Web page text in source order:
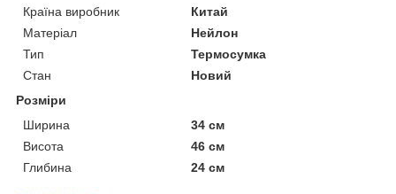
Країна виробник
Китай
Матеріал
Нейлон
Тип
Термосумка
Стан
Новий
Розміри
Ширина
34 см
Висота
46 см
Глибина
24 см